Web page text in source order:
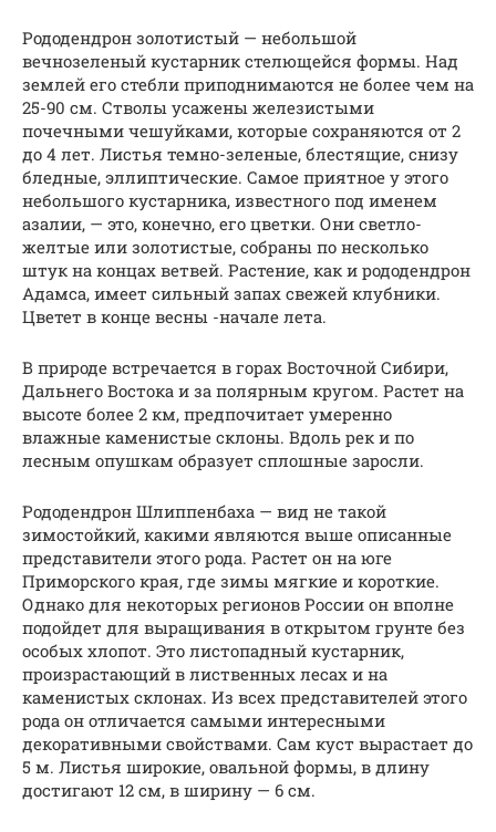
Рододендрон золотистый — небольшой
вечнозеленый кустарник стелющейся формы. Над
землей его стебли приподнимаются не более чем на
25-90 см. Стволы усажены железистыми
почечными чешуйками, которые сохраняются от 2
до 4 лет. Листья темно-зеленые, блестящие, снизу
бледные, эллиптические. Самое приятное у этого
небольшого кустарника, известного под именем
азалии, — это, конечно, его цветки. Они светло-
желтые или золотистые, собраны по несколько
штук на концах ветвей. Растение, как и рододендрон
Адамса, имеет сильный запах свежей клубники.
Цветет в конце весны -начале лета.
В природе встречается в горах Восточной Сибири,
Дальнего Востока и за полярным кругом. Растет на
высоте более 2 км, предпочитает умеренно
влажные каменистые склоны. Вдоль рек и по
лесным опушкам образует сплошные заросли.
Рододендрон Шлиппенбаха — вид не такой
зимостойкий, какими являются выше описанные
представители этого рода. Растет он на юге
Приморского края, где зимы мягкие и короткие.
Однако для некоторых регионов России он вполне
подойдет для выращивания в открытом грунте без
особых хлопот. Это листопадный кустарник,
произрастающий в лиственных лесах и на
каменистых склонах. Из всех представителей этого
рода он отличается самыми интересными
декоративными свойствами. Сам куст вырастает до
5 м. Листья широкие, овальной формы, в длину
достигают 12 см, в ширину — 6 см.